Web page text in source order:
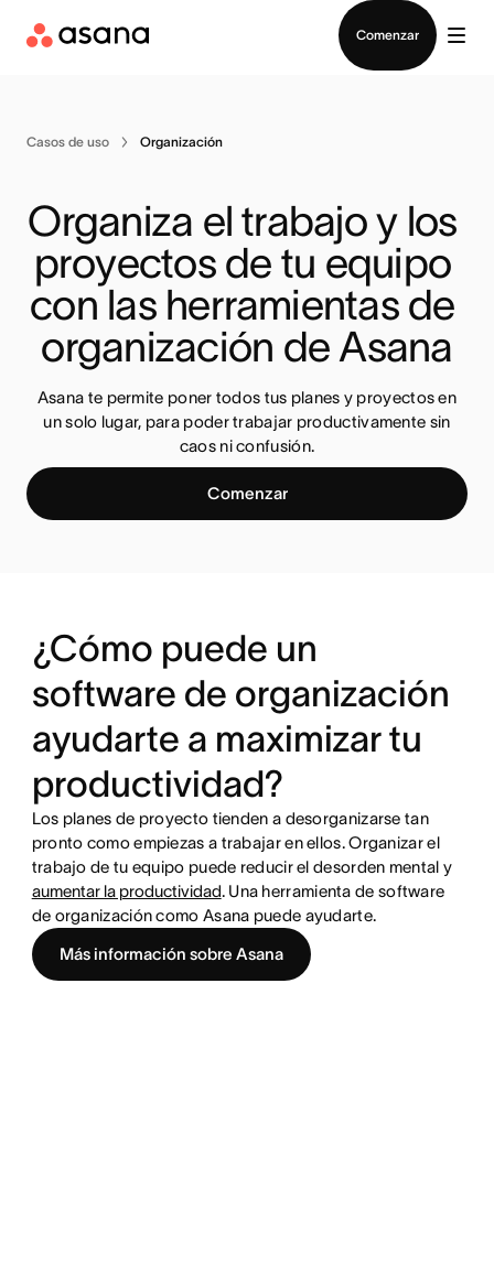
Comenzar
Casos de uso Organización
Organiza el trabajo y los
proyectos de tu equipo
con las herramientas de
organización de Asana
Asana te permite poner todos tus planes y proyectos en
un solo lugar, para poder trabajar productivamente sin
caos ni confusión.
Comenzar
¿Cómo puede un
software de organización
ayudarte a maximizar tu
productividad?
Los planes de proyecto tienden a desorganizarse tan
pronto como empiezas a trabajar en ellos. Organizar el
trabajo de tu equipo puede reducir el desorden mental y
aumentar la productividad. Una herramienta de software
de organización como Asana puede ayudarte.
Más información sobre Asana